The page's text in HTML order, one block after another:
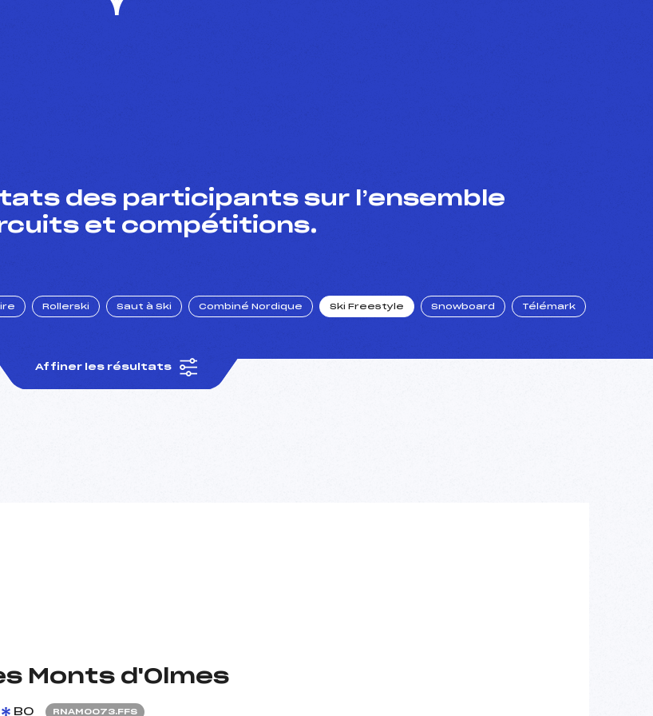
des participants sur l’ensemble
et compétitions.
Rollerski Saut à Ski Combiné Nordique Ski Freestyle Snowboard Télémark
Affiner les résultats
Monts d'Olmes
BO RNAM0073.FFS